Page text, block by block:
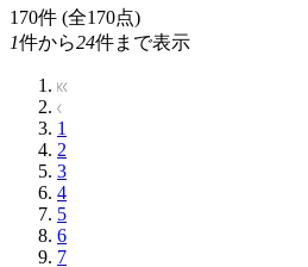
170件 (全170点)
1件から24件まで表示
1
2
3
4
5
6
7